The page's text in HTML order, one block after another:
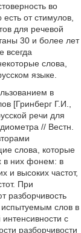
во
от стимулов,
для речевой
30 и более лет
всегда
слова,
языке.
в
[Гринберг Г.И.,
речи для
// Вестн.
слова, которые
в них фонем: в
и высоких частот,
При
разборчивость
слов в
с
разборчивости